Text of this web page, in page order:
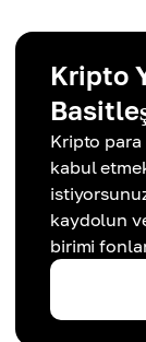
Kripto
Kripto
kabul
kaydolun
birimi